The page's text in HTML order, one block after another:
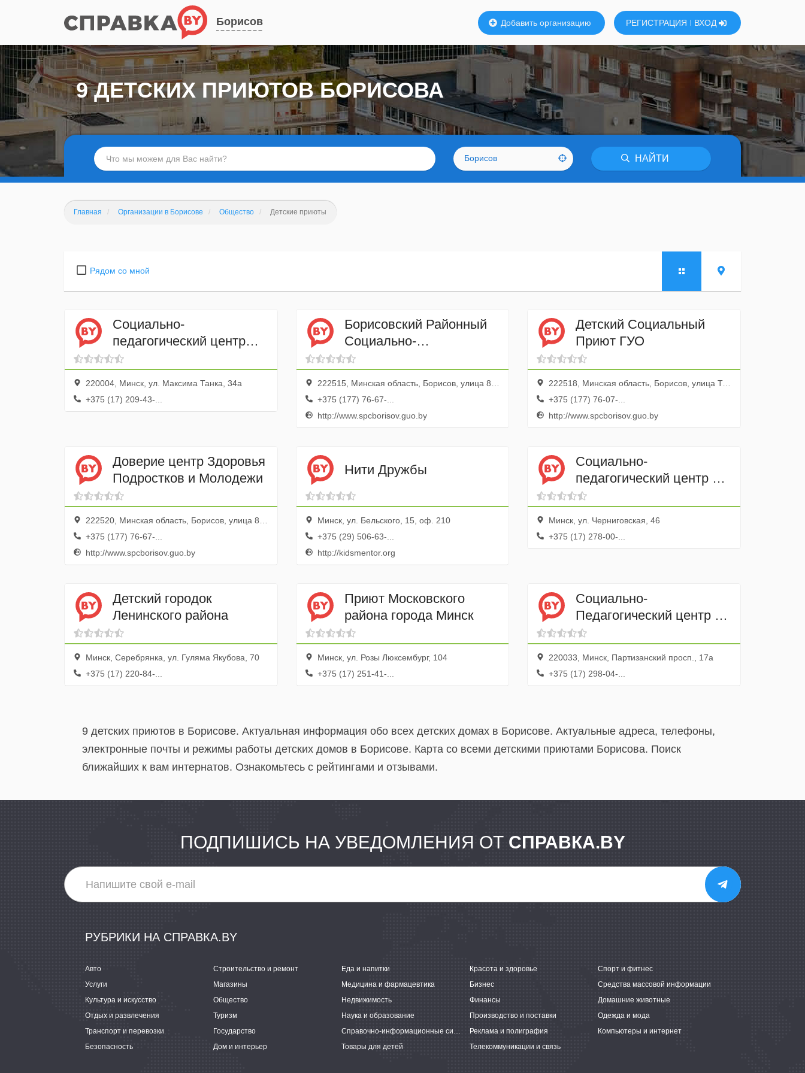
Борисов Добавить организацию РЕГИСТРАЦИЯ ВХОД
Борисов НАЙТИ
9 ДЕТСКИХ ПРИЮТОВ БОРИСОВА
Главная Организации в Борисове Общество Детские приюты
Рядом со мной
Социально-
педагогический центр
Центрального района
220004, Минск, ул. Максима Танка, 34а
+375 (17) 209-43-...
Борисовский Районный
Социально-
педагогический центр
ГУО
222515, Минская область, Борисов, улица 8 Марта, 6
+375 (177) 76-67-...
http://www.spcborisov.guo.by
Детский Социальный
Приют ГУО
222518, Минская область, Борисов, улица Труда, 92
+375 (177) 76-07-...
http://www.spcborisov.guo.by
Доверие центр Здоровья
Подростков и Молодежи
222520, Минская область, Борисов, улица 8 Марта, 6
+375 (177) 76-67-...
http://www.spcborisov.guo.by
Нити Дружбы
Минск, ул. Бельского, 15, оф. 210
+375 (29) 506-63-...
http://kidsmentor.org
Социально-
педагогический центр с
приютом
Минск, ул. Черниговская, 46
+375 (17) 278-00-...
Детский городок
Ленинского района
Минск, Серебрянка, ул. Гуляма Якубова, 70
+375 (17) 220-84-...
Приют Московского
района города Минск
Минск, ул. Розы Люксембург, 104
+375 (17) 251-41-...
Социально-
Педагогический центр с
Приютом Ленинского
района Минска
220033, Минск, Партизанский просп., 17а
+375 (17) 298-04-...
9 детских приютов в Борисове. Актуальная информация обо всех детских домах в Борисове. Актуальные адреса, телефоны,
электронные почты и режимы работы детских домов в Борисове. Карта со всеми детскими приютами Борисова. Поиск
ближайших к вам интернатов. Ознакомьтесь с рейтингами и отзывами.
ПОДПИШИСЬ НА УВЕДОМЛЕНИЯ ОТ СПРАВКА.BY
РУБРИКИ НА СПРАВКА.BY
Авто Строительство и ремонт Еда и напитки Красота и здоровье
Спорт и фитнес
Услуги
Магазины Медицина и фармацевтика Бизнес
Средства массовой информации
Культура и искусство
Общество Недвижимость Финансы
Домашние животные
Отдых и развлечения
Туризм Наука и образование Производство и поставки
Одежда и мода
Транспорт и перевозки
Государство Справочно-информационные системы Реклама и полиграфия
Компьютеры и интернет
Безопасность
Дом и интерьер Товары для детей Телекоммуникации и связь